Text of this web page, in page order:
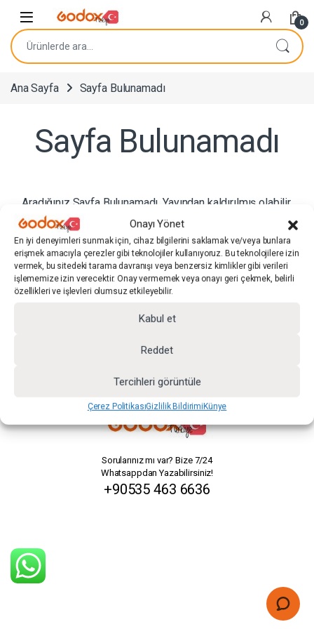
Onayı Yönet
En iyi deneyimleri sunmak için, cihaz bilgilerini saklamak ve/veya bunlara
erişmek amacıyla çerezler gibi teknolojiler kullanıyoruz. Bu teknolojilere izin
vermek, bu sitedeki tarama davranışı veya benzersiz kimlikler gibi verileri
işlememize izin verecektir. Onay vermemek veya onayı geri çekmek, belirli
özellikleri ve işlevleri olumsuz etkileyebilir.
Kabul et
Reddet
Tercihleri görüntüle
Çerez PolitikasıGizlilik BildirimiKünye
0
Ara:
Ana Sayfa Sayfa Bulunamadı
Sayfa Bulunamadı
Aradığınız Sayfa Bulunamadı. Yayından kaldırılmış olabilir.
Arama panelinden ilgili ürünü veya sayfayı arayabilirsiniz.
Hızlı Bağlantılar
Sorularınız mı var? Bize 7/24
Whatsappdan Yazabilirsiniz!
+90535 463 6636